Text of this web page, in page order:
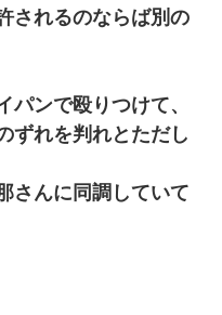
されるのならば別の
パンで殴りつけて、
ずれを判れとただし
さんに同調していて